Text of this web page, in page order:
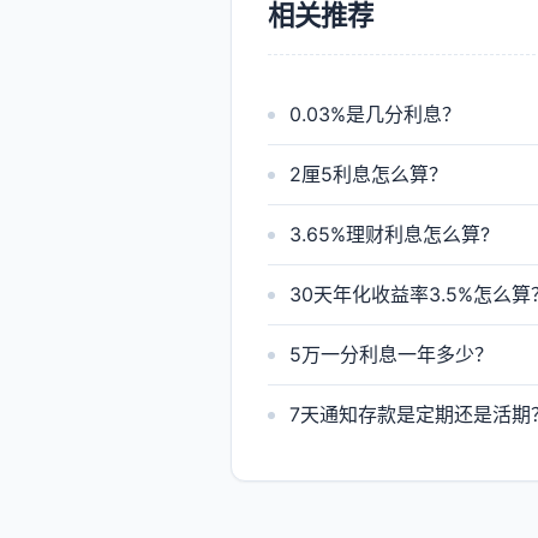
相关推荐
0.03%是几分利息？
2厘5利息怎么算？
3.65%理财利息怎么算?
30天年化收益率3.5%怎么算
5万一分利息一年多少？
7天通知存款是定期还是活期